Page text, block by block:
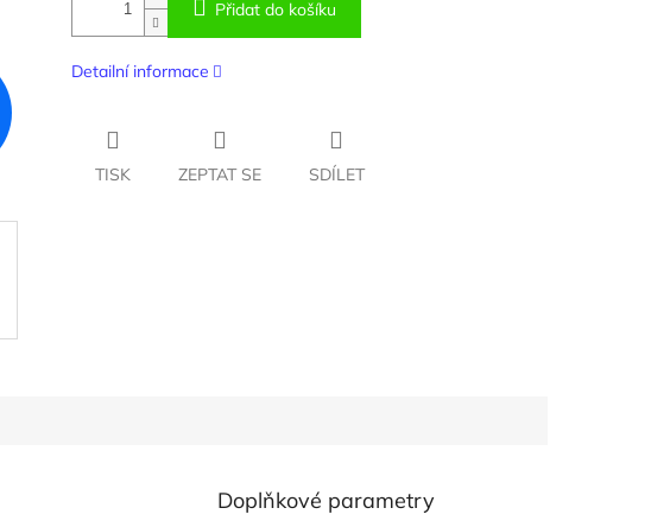
Přidat do košíku
Detailní informace
TISK ZEPTAT SE SDÍLET
Doplňkové parametry